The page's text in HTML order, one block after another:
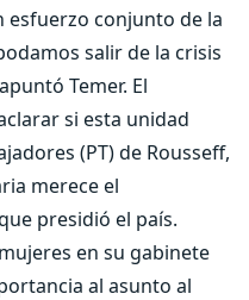
conjunto de la
salir de la crisis
Temer. El
si esta unidad
(PT) de Rousseff,
merece el
presidió el país.
en su gabinete
al asunto al